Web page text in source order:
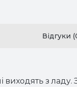
Відгуки
з ладу.